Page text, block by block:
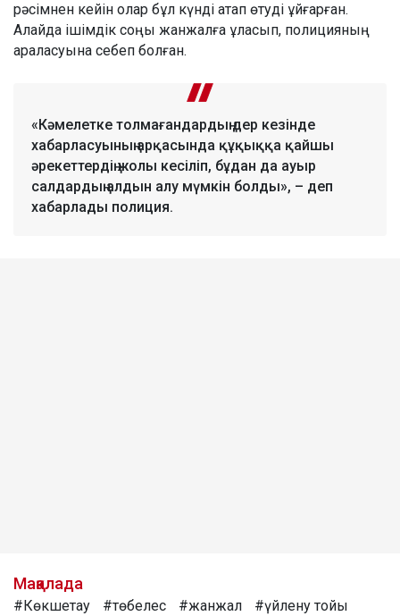
рәсімнен кейін олар бұл күнді атап өтуді ұйғарған.
Алайда ішімдік соңы жанжалға ұласып, полицияның
араласуына себеп болған.
«Кәмелетке толмағандардың дер кезінде
хабарласуының арқасында құқыққа қайшы
әрекеттердің жолы кесіліп, бұдан да ауыр
салдардың алдын алу мүмкін болды», – деп
хабарлады полиция.
Мақалада
#Көкшетау #төбелес #жанжал
#үйлену тойы